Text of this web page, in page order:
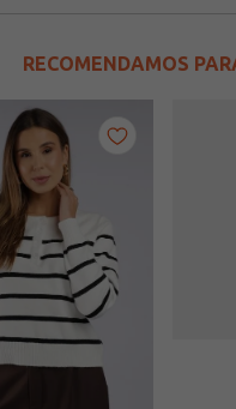
RECOMENDAMOS